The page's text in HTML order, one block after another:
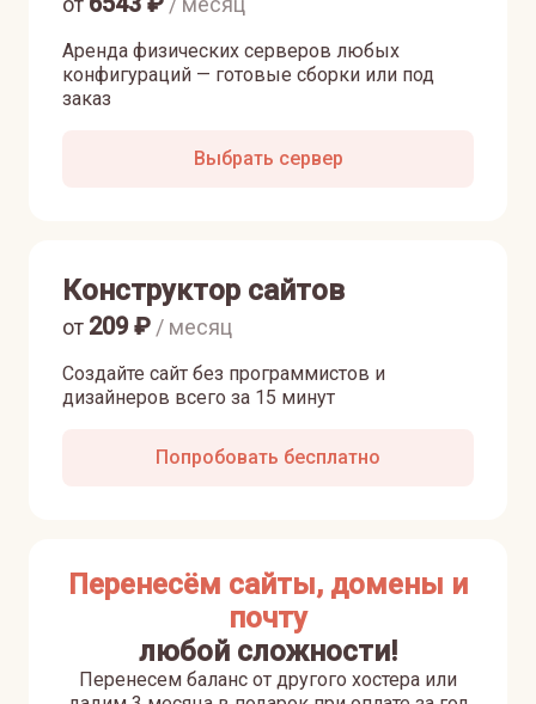
Аренда физических серверов любых
конфигураций — готовые сборки или под
заказ
Выбрать сервер
Конструктор сайтов
Создайте сайт без программистов и
дизайнеров всего за 15 минут
от 209₽ / месяц
Попробовать бесплатно
Перенесём сайты, домены и
почту
любой сложности!
Перенесем баланс от другого хостера или